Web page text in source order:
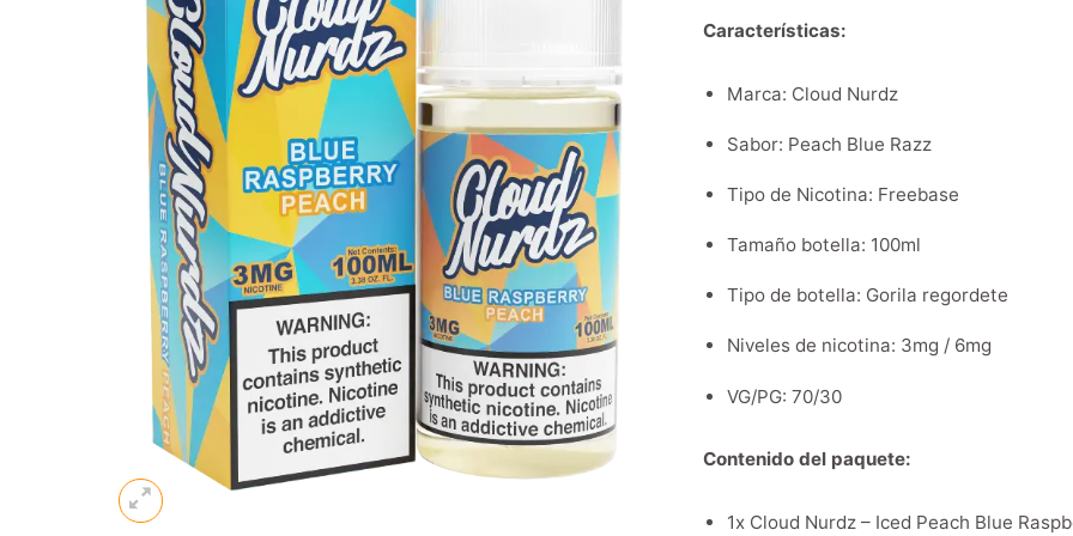
Características:
Marca: Cloud Nurdz
Sabor: Peach Blue Razz
Tipo de Nicotina: Freebase
Tamaño botella: 100ml
Tipo de botella: Gorila regordete
Niveles de nicotina: 3mg / 6mg
VG/PG: 70/30
Contenido del paquete:
1x Cloud Nurdz – Iced Peach Blue